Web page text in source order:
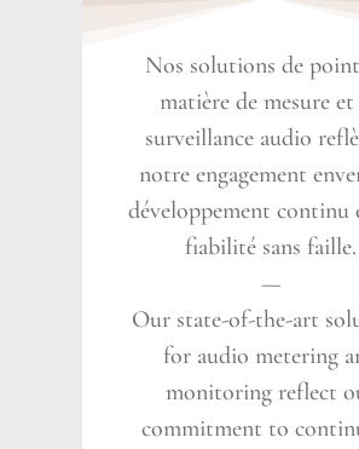
Nos solutions de
matière de mesure et
surveillance audio
notre engagement
développement continu
fiabilité sans faille.
—
Our state-of-the-art
for audio metering
monitoring reflect
commitment to